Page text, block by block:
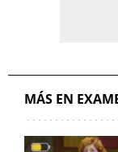
MÁS EN